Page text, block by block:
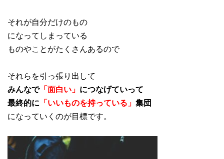
それが自分だけのもの
になってしまっている
ものやことがたくさんあるので
それらを引っ張り出して
みんなで「面白い」 につなげていって
最終的に 「いいものを持っている」 集団
になっていくのが目標です。